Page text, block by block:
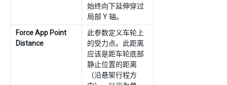
始终向下延伸穿过
局部 Y 轴。
Force App Point
Distance
此参数定义车轮上
的受力点。此距离
应该是距车轮底部
静止位置的距离
（沿悬架行程方